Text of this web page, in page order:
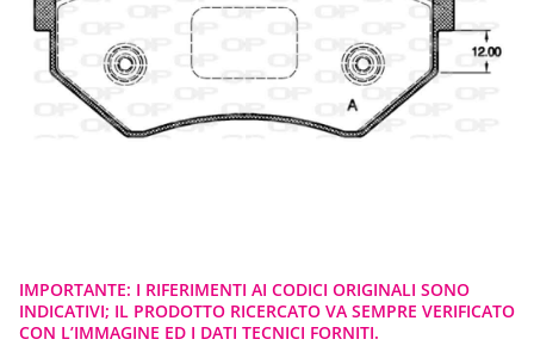
IMPORTANTE: I RIFERIMENTI AI CODICI ORIGINALI SONO
INDICATIVI; IL PRODOTTO RICERCATO VA SEMPRE VERIFICATO
CON L’IMMAGINE ED I DATI TECNICI FORNITI.